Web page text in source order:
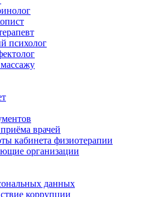
психолог
врачей
кабинета физиотерапии
организации
данных
коррупции